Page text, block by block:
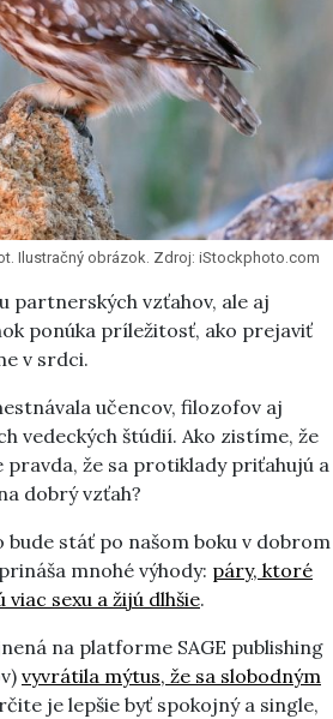
Ilustračný obrázok. Zdroj: iStockphoto.com
partnerských vzťahov, ale aj
ponúka príležitosť, ako prejaviť
v srdci.
učencov, filozofov aj
vedeckých štúdií. Ako zistíme, že
pravda, že sa protiklady priťahujú a
dobrý vzťah?
stáť po našom boku v dobrom
mnohé výhody: páry, ktoré
sexu a žijú dlhšie.
na platforme SAGE publishing
vyvrátila mýtus, že sa slobodným
je lepšie byť spokojný a single,